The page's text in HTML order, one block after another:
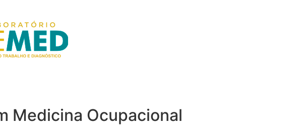
Medicina Ocupacional